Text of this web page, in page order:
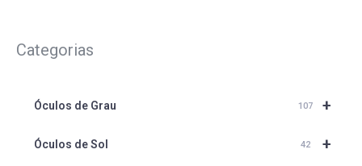
Categorias
+
Óculos de Grau 107
+
Óculos de Sol 42